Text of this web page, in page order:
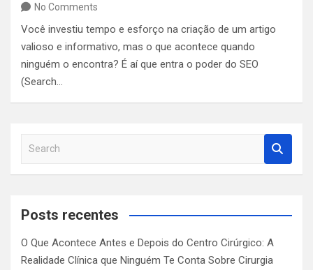
No Comments
Você investiu tempo e esforço na criação de um artigo
valioso e informativo, mas o que acontece quando
ninguém o encontra? É aí que entra o poder do SEO
(Search…
a
c
Posts recentes
O Que Acontece Antes e Depois do Centro Cirúrgico: A
Realidade Clínica que Ninguém Te Conta Sobre Cirurgia